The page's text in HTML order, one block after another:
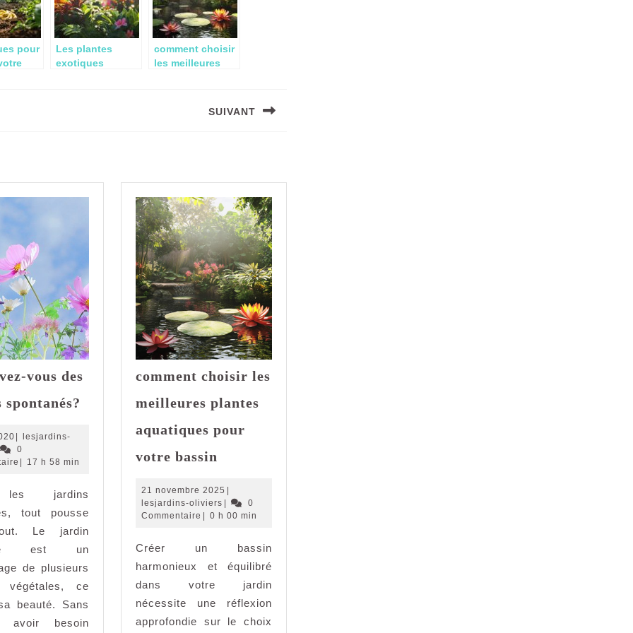
certifiés
pour
Les plantes
exotiques
comment choisir
les meilleures
SUIVANT
vous des
24
mai
2020
| lesjardins-
0
| 17 h 58 min
les jardins
tout pousse
Le jardin
est un
de plusieurs
végétales, ce
beauté. Sans
avoir besoin
comment choisir les
meilleures plantes
aquatiques pour
votre bassin
meilleures
plantes
pour
votre
bassin
21 novembre 2025 21
novembre
2025
|
lesjardins-oliviers lesjardins-
oliviers
|
0
Commentaire | 0 h 00 min
Créer un bassin
harmonieux et équilibré
dans votre jardin
nécessite une réflexion
approfondie sur le choix